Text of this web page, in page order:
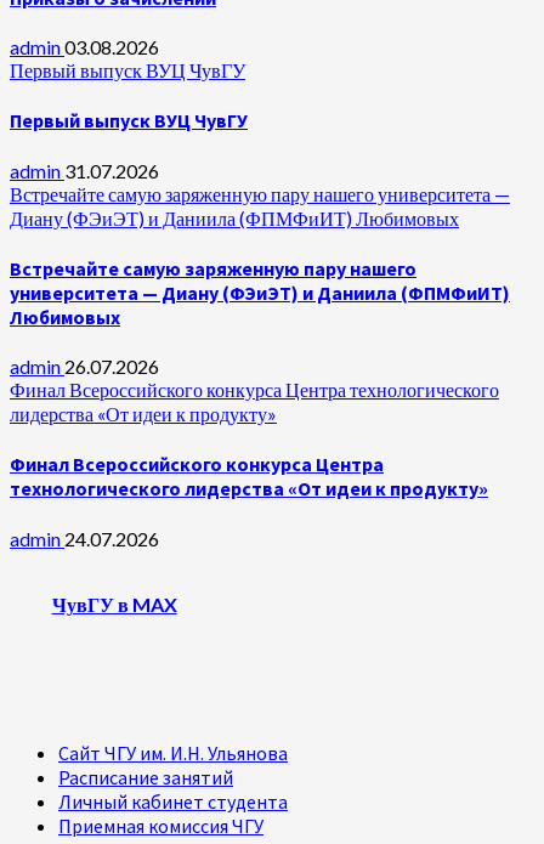
admin03.08.2026
Первый выпуск ВУЦ ЧувГУ
Первый выпуск ВУЦ ЧувГУ
admin 31.07.2026
Встречайте самую заряженную пару нашего университета —
Диану (ФЭиЭТ) и Даниила (ФПМФиИТ) Любимовых
Встречайте самую заряженную пару нашего
университета — Диану (ФЭиЭТ) и Даниила (ФПМФиИТ)
Любимовых
admin 26.07.2026
Финал Всероссийского конкурса Центра технологического
лидерства «От идеи к продукту»
Финал Всероссийского конкурса Центра
технологического лидерства «От идеи к продукту»
admin 24.07.2026
ЧувГУ в MAX
Сайт ЧГУ им. И.Н. Ульянова
Расписание занятий
Личный кабинет студента
Приемная комиссия ЧГУ